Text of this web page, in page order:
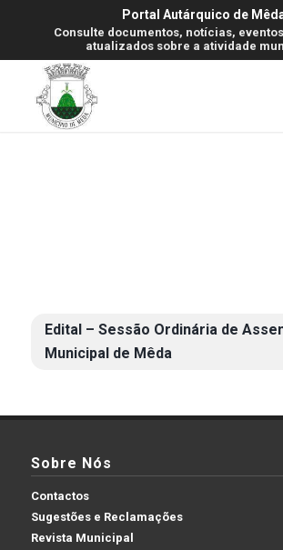
Portal Autárquico de
Consulte documentos, notícias,
atualizados sobre a atividade
Edital – Sessão Ordinária de
Municipal de Mêda
Sobre Nós
Contactos
Sugestões e Reclamações
Revista Municipal